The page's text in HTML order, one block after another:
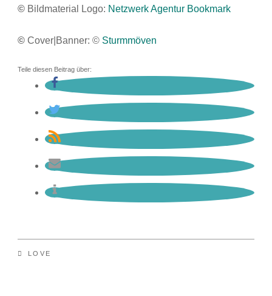
© Bildmaterial Logo: Netzwerk Agentur Bookmark
© Cover|Banner: © Sturmmöven
Teile diesen Beitrag über:
LOVE